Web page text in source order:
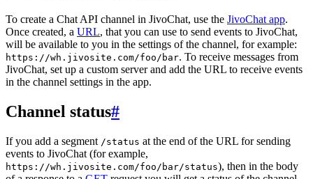
To create a Chat API channel in JivoChat, use the JivoChat app.
Once created, a URL, that you can use to send events to JivoChat,
will be available to you in the settings of the channel, for example:
https://wh.jivosite.com/foo/bar. To receive messages from
JivoChat, set up a custom server and add the URL to receive events
in the channel settings in the app.
Channel status#
If you add a segment /status at the end of the URL for sending
events to JivoChat (for example,
https://wh.jivosite.com/foo/bar/status), then in the body